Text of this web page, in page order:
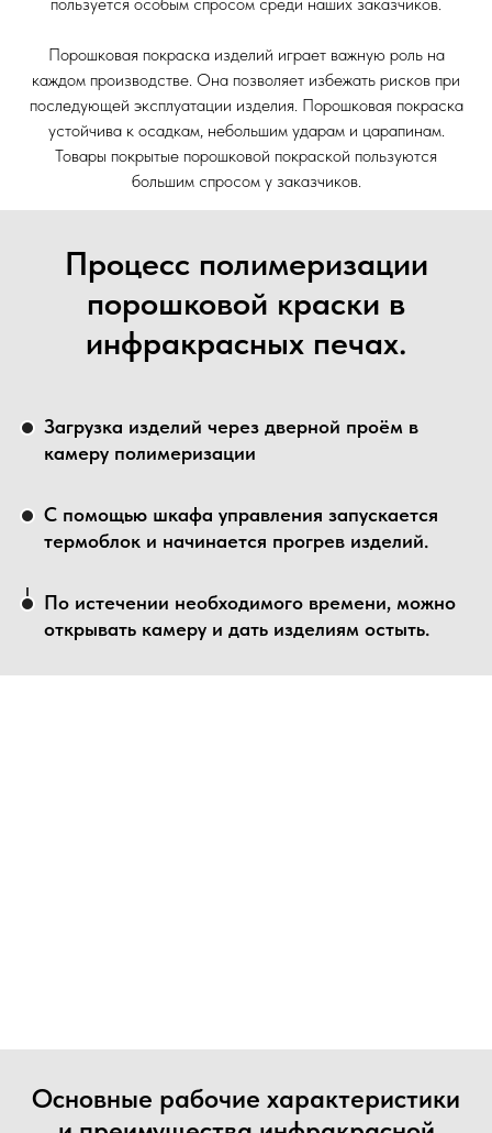
Порошковая покраска изделий играет важную роль на
каждом производстве. Она позволяет избежать рисков при
последующей эксплуатации изделия. Порошковая покраска
устойчива к осадкам, небольшим ударам и царапинам.
Товары покрытые порошковой покраской пользуются
большим спросом у заказчиков.
Процесс полимеризации
порошковой краски в
инфракрасных печах.
Загрузка изделий через дверной проём в
камеру полимеризации
С помощью шкафа управления запускается
термоблок и начинается прогрев изделий.
По истечении необходимого времени, можно
открывать камеру и дать изделиям остыть.
Основные рабочие характеристики